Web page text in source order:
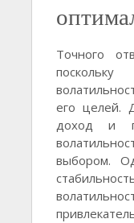
Точного
его целей.
доход и
выбором.